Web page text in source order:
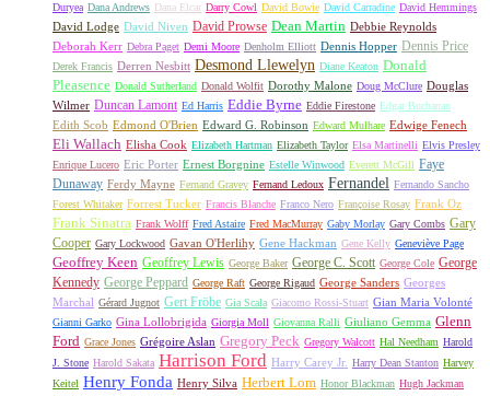
Duryea Dana Andrews Dana Elcar Darry Cowl David Bowie David Carradine David Hemmings
David Lodge David Niven David Prowse Dean Martin Debbie Reynolds
Deborah Kerr Debra Paget Demi Moore Denholm Elliott Dennis Hopper Dennis Price
Derek Francis Derren Nesbitt Desmond Llewelyn Diane Keaton Donald
Pleasence Donald Sutherland Donald Wolfit Dorothy Malone Doug McClure Douglas
Wilmer Duncan Lamont Ed Harris Eddie Byrne Eddie Firestone Edgar Buchanan
Edith Scob Edmond O'Brien Edward G. Robinson Edward Mulhare Edwige Fenech
Eli Wallach Elisha Cook Elizabeth Hartman Elizabeth Taylor Elsa Martinelli Elvis Presley
Enrique Lucero Eric Porter Ernest Borgnine Estelle Winwood Everett McGill Faye
Dunaway Ferdy Mayne Fernand Gravey Fernand Ledoux Fernandel Fernando Sancho
Forest Whitaker Forrest Tucker Francis Blanche Franco Nero Françoise Rosay Frank Oz
Frank Sinatra Frank Wolff Fred Astaire Fred MacMurray Gaby Morlay Gary Combs Gary
Cooper Gary Lockwood Gavan O'Herlihy Gene Hackman Gene Kelly Geneviève Page
Geoffrey Keen Geoffrey Lewis George Baker George C. Scott George Cole George
Kennedy George Peppard George Raft George Rigaud George Sanders Georges
Marchal Gérard Jugnot Gert Fröbe Gia Scala Giacomo Rossi-Stuart Gian Maria Volonté
Gianni Garko Gina Lollobrigida Giorgia Moll Giovanna Ralli Giuliano Gemma Glenn
Ford Grace Jones Grégoire Aslan Gregory Peck Gregory Walcott Hal Needham Harold
J. Stone Harold Sakata Harrison Ford Harry Carey Jr. Harry Dean Stanton Harvey
Keitel Henry Fonda Henry Silva Herbert Lom Honor Blackman Hugh Jackman